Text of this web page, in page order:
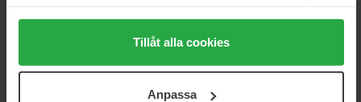
trycka på "Tillåt alla cookies" accepterar du alla cookies,
medan du under "Detaljer" kan anpassa användningen av
cookies. Du kan när som helst återkalla ditt samtycke.
Tillåt alla cookies
Anpassa
Gezichtsreiniging
Liquid Facial Soap Cleanser